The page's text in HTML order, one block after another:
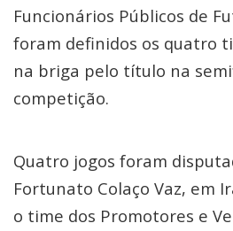
Funcionários Públicos de
foram definidos os quatro
na briga pelo título na
competição.
Quatro jogos foram
Fortunato Colaço Vaz, em
o time dos Promotores e